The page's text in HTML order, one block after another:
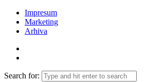
Impresum
Marketing
Arhiva
Search for: